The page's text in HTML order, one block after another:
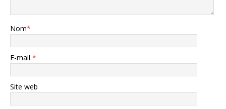
Nom*
E-mail *
Site web